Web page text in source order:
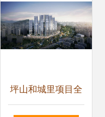
坪山和城里项目全